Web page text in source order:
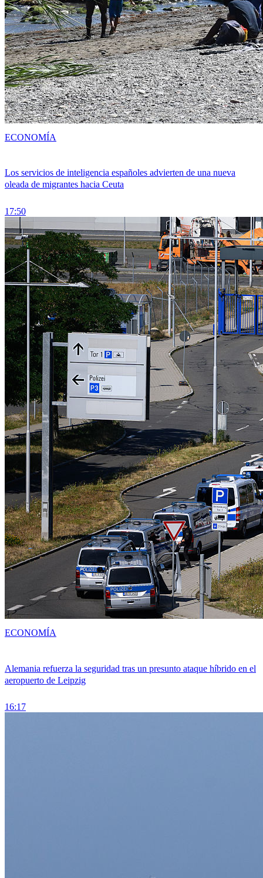
Los servicios de inteligencia españoles advierten de una nueva
oleada de migrantes hacia Ceuta
17:50
ECONOMÍA
Alemania refuerza la seguridad tras un presunto ataque híbrido en el
aeropuerto de Leipzig
16:17
ECONOMÍA